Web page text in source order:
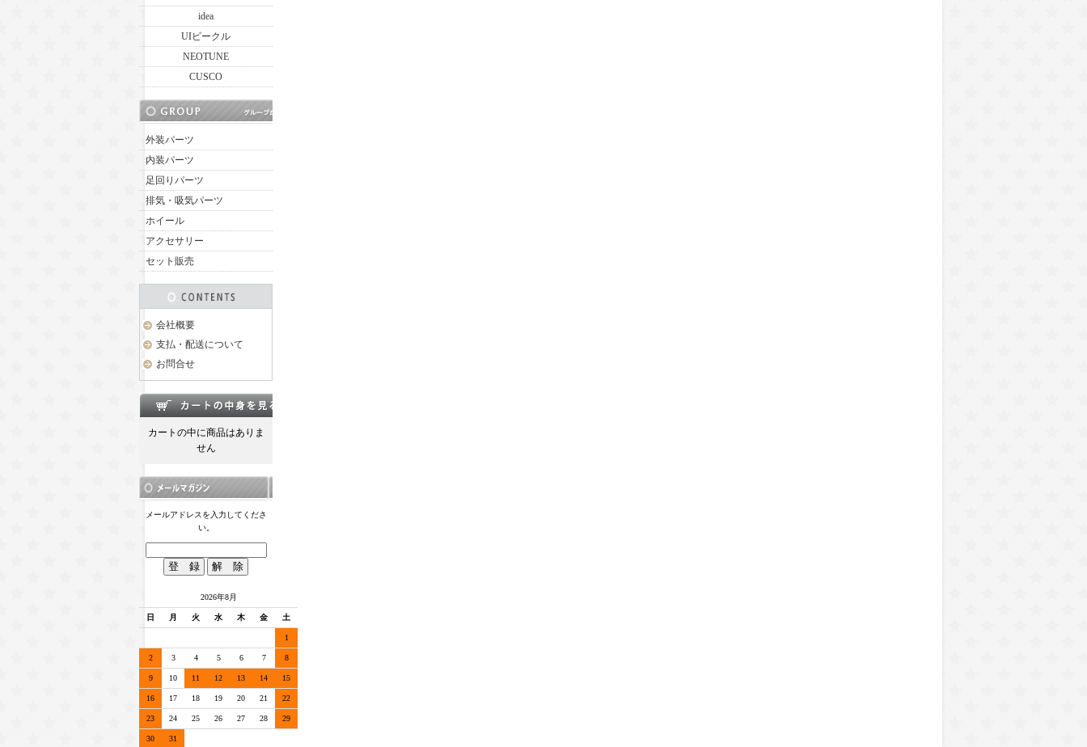
idea
UIビークル
NEOTUNE
CUSCO
外装パーツ
内装パーツ
足回りパーツ
排気・吸気パーツ
ホイール
アクセサリー
セット販売
会社概要
支払・配送について
お問合せ
カートの中に商品はありま
せん
メールアドレスを入力してくださ
い。
2026年8月
日 月 火 水 木 金 土
1
2 3 4 5 6 7 8
9 10 11 12 13 14 15
16 17 18 19 20 21 22
23 24 25 26 27 28 29
30 31